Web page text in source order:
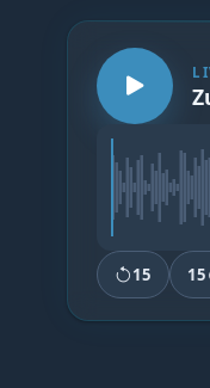
15 15